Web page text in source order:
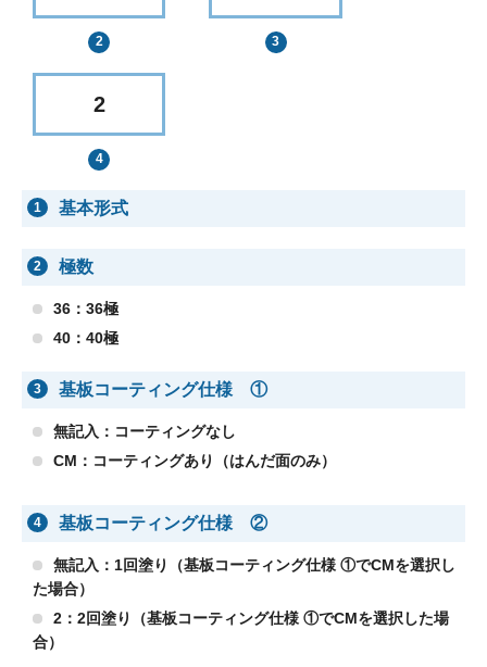
2
1 基本形式
2 極数
36：36極
40：40極
3 基板コーティング仕様 ①
無記入：コーティングなし
CM：コーティングあり（はんだ面のみ）
4 基板コーティング仕様 ②
無記入：1回塗り（基板コーティング仕様 ①でCMを選択し
た場合）
2：2回塗り（基板コーティング仕様 ①でCMを選択した場
合）